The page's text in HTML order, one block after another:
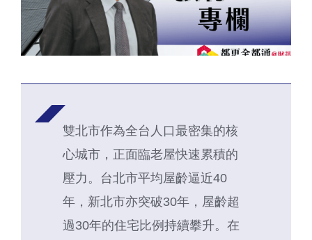
雙北市作為全台人口最密集的核
心城市，正面臨老屋快速累積的
壓力。台北市平均屋齡逼近40
年，新北市亦突破30年，屋齡超
過30年的住宅比例持續攀升。在